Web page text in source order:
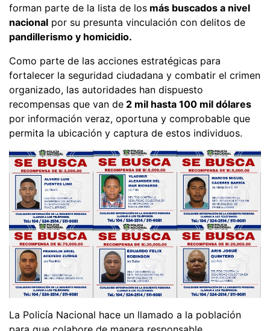
forman parte de la lista de los más buscados a nivel
nacional por su presunta vinculación con delitos de
pandillerismo y homicidio.
Como parte de las acciones estratégicas para
fortalecer la seguridad ciudadana y combatir el crimen
organizado, las autoridades han dispuesto
recompensas que van de 2 mil hasta 100 mil dólares
por información veraz, oportuna y comprobable que
permita la ubicación y captura de estos individuos.
La Policía Nacional hace un llamado a la población